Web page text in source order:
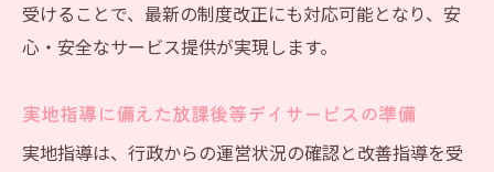
受けることで、最新の制度改正にも対応可能となり、安
心・安全なサービス提供が実現します。
実地指導に備えた放課後等デイサービスの準備
実地指導は、行政からの運営状況の確認と改善指導を受